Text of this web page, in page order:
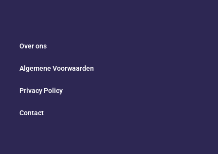
Over ons
Algemene Voorwaarden
Privacy Policy
Contact